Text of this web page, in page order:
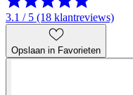
3.1 / 5 (18 klantreviews)
Opslaan in Favorieten